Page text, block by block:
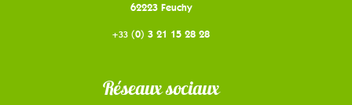
62223 Feuchy
+33 (0) 3 21 15 28 28
Réseaux sociaux